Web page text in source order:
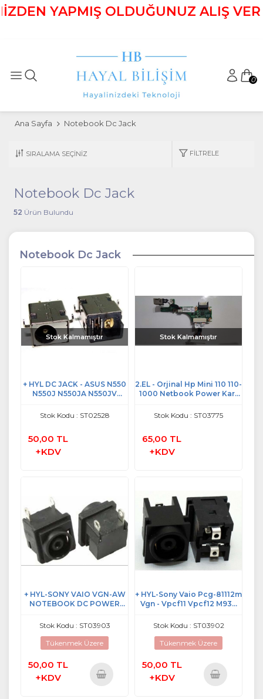
YAPMIŞ OLDUĞUNUZ ALIŞ
0
Ana Sayfa Notebook Dc Jack
FILTRELE
Notebook Dc Jack
52 Ürün Bulundu
Notebook Dc Jack
Stok Kalmamıştır
+ HYL DC JACK - ASUS N550
N550J N550JA N550JV
G46E DC POWER JACK
Stok Kodu : ST02528
50,00 TL
+KDV
Stok Kalmamıştır
2.EL - Orjinal Hp Mini 110 110-
1000 Netbook Power Kart
Stok Kodu : ST03775
65,00 TL
+KDV
+ HYL-SONY VAIO VGN-AW
NOTEBOOK DC POWER
Stok Kodu : ST03903
Tükenmek Üzere
50,00 TL
+KDV
+ HYL-Sony Vaio Pcg-81112m
Vgn - Vpcf11 Vpcf12 M930
Stok Kodu : ST03902
Tükenmek Üzere
50,00 TL
+KDV